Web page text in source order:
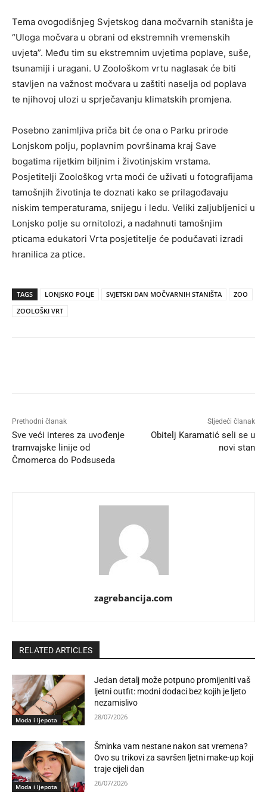
Tema ovogodišnjeg Svjetskog dana močvarnih staništa je
“Uloga močvara u obrani od ekstremnih vremenskih
uvjeta”. Među tim su ekstremnim uvjetima poplave, suše,
tsunamiji i uragani. U Zoološkom vrtu naglasak će biti
stavljen na važnost močvara u zaštiti naselja od poplava
te njihovoj ulozi u sprječavanju klimatskih promjena.
Posebno zanimljiva priča bit će ona o Parku prirode
Lonjskom polju, poplavnim površinama kraj Save
bogatima rijetkim biljnim i životinjskim vrstama.
Posjetitelji Zoološkog vrta moći će uživati u fotografijama
tamošnjih životinja te doznati kako se prilagođavaju
niskim temperaturama, snijegu i ledu. Veliki zaljubljenici u
Lonjsko polje su ornitolozi, a nadahnuti tamošnjim
pticama edukatori Vrta posjetitelje će podučavati izradi
hranilica za ptice.
TAGS LONJSKO POLJE SVJETSKI DAN MOČVARNIH STANIŠTA
ZOO
ZOOLOŠKI VRT
Prethodni članak
Sve veći interes za uvođenje
tramvajske linije od
Črnomerca do Podsuseda
Sljedeći članak
Obitelj Karamatić seli se u
novi stan
zagrebancija.com
RELATED ARTICLES
Moda i ljepota
Jedan detalj može potpuno promijeniti vaš
ljetni outfit: modni dodaci bez kojih je ljeto
nezamislivo
28/07/2026
Moda i ljepota
Šminka vam nestane nakon sat vremena?
Ovo su trikovi za savršen ljetni make-up koji
traje cijeli dan
26/07/2026